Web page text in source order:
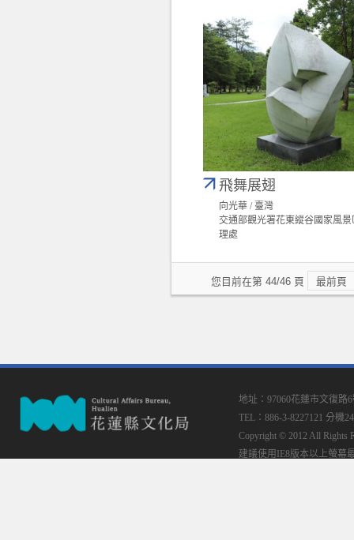
飛舞展翅
向光華 / 臺灣
交通部觀光署花東縱谷國家風景
理處
您目前在第 44/46 頁 最前頁
地址：97060花蓮市文復路
TEL：886-3-8227121 分機
Copyright © 2012 All Rights
建議使用IE8版本以上螢幕